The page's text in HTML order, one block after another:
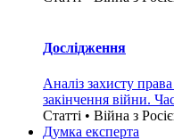
Дослідження
Аналіз захисту
закінчення війни.
Статті • Війна з
Думка експерта